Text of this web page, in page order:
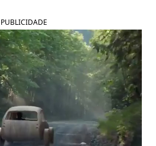
PUBLICIDADE